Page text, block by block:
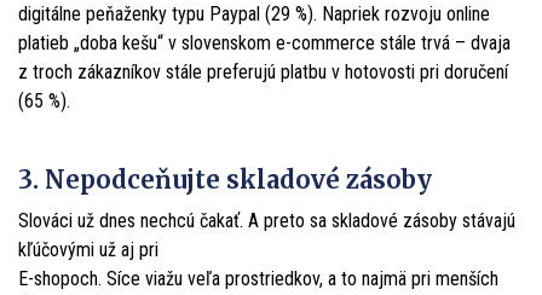
digitálne peňaženky typu Paypal (29 %). Napriek rozvoju online
platieb „doba kešu“ v slovenskom e-commerce stále trvá – dvaja
z troch zákazníkov stále preferujú platbu v hotovosti pri doručení
(65 %).
3. Nepodceňujte skladové zásoby
Slováci už dnes nechcú čakať. A preto sa skladové zásoby stávajú
kľúčovými už aj pri
E-shopoch. Síce viažu veľa prostriedkov, a to najmä pri menších